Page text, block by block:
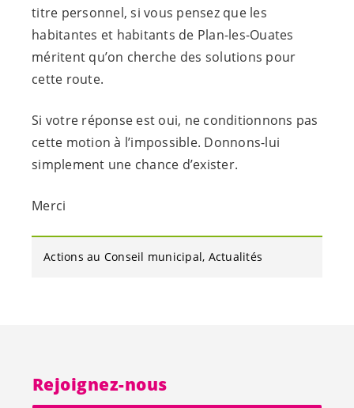
titre personnel, si vous pensez que les
habitantes et habitants de Plan-les-Ouates
méritent qu’on cherche des solutions pour
cette route.
Si votre réponse est oui, ne conditionnons pas
cette motion à l’impossible. Donnons-lui
simplement une chance d’exister.
Merci
Actions au Conseil municipal Actualités
Rejoignez-nous